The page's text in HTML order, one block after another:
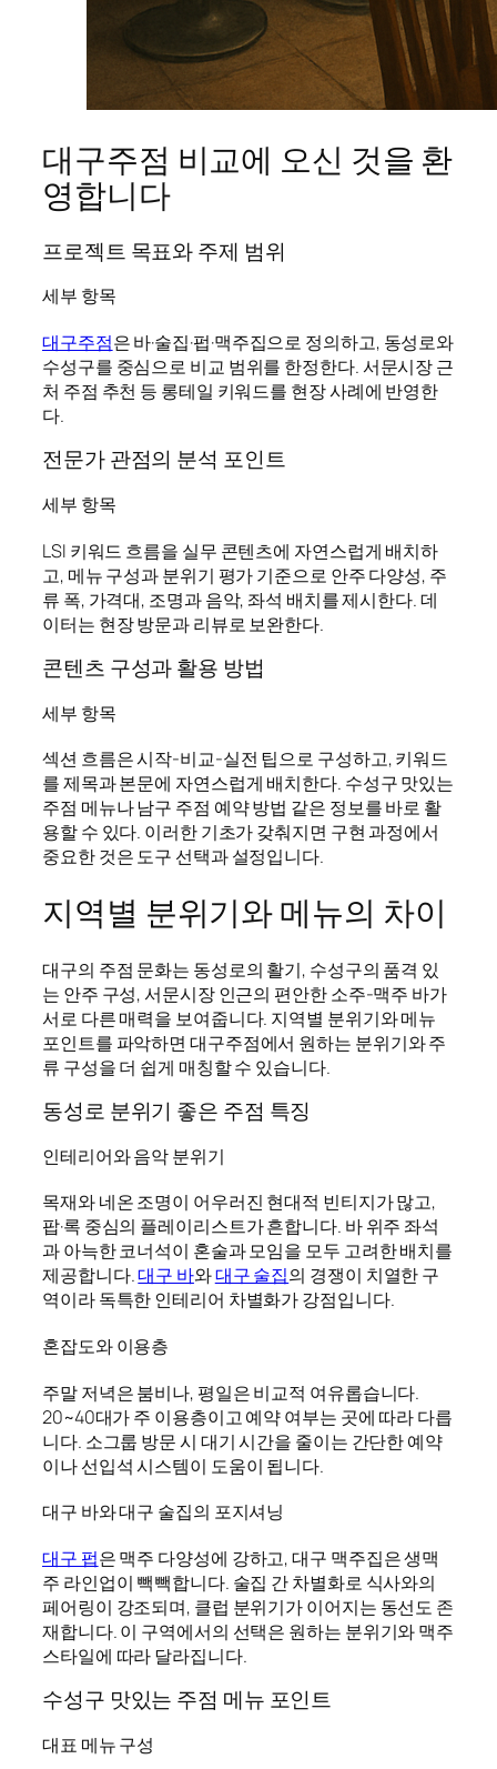
대구주점 비교에 오신 것을 환
영합니다
프로젝트 목표와 주제 범위
세부 항목
대구주점은 바·술집·펍·맥주집으로 정의하고, 동성로와
수성구를 중심으로 비교 범위를 한정한다. 서문시장 근
처 주점 추천 등 롱테일 키워드를 현장 사례에 반영한
다.
전문가 관점의 분석 포인트
세부 항목
LSI 키워드 흐름을 실무 콘텐츠에 자연스럽게 배치하
고, 메뉴 구성과 분위기 평가 기준으로 안주 다양성, 주
류 폭, 가격대, 조명과 음악, 좌석 배치를 제시한다. 데
이터는 현장 방문과 리뷰로 보완한다.
콘텐츠 구성과 활용 방법
세부 항목
섹션 흐름은 시작-비교-실전 팁으로 구성하고, 키워드
를 제목과 본문에 자연스럽게 배치한다. 수성구 맛있는
주점 메뉴나 남구 주점 예약 방법 같은 정보를 바로 활
용할 수 있다. 이러한 기초가 갖춰지면 구현 과정에서
중요한 것은 도구 선택과 설정입니다.
지역별 분위기와 메뉴의 차이
대구의 주점 문화는 동성로의 활기, 수성구의 품격 있
는 안주 구성, 서문시장 인근의 편안한 소주-맥주 바가
서로 다른 매력을 보여줍니다. 지역별 분위기와 메뉴
포인트를 파악하면 대구주점에서 원하는 분위기와 주
류 구성을 더 쉽게 매칭할 수 있습니다.
동성로 분위기 좋은 주점 특징
인테리어와 음악 분위기
목재와 네온 조명이 어우러진 현대적 빈티지가 많고,
팝·록 중심의 플레이리스트가 흔합니다. 바 위주 좌석
과 아늑한 코너석이 혼술과 모임을 모두 고려한 배치를
제공합니다.대구 바와대구 술집의 경쟁이 치열한 구
역이라 독특한 인테리어 차별화가 강점입니다.
혼잡도와 이용층
주말 저녁은 붐비나, 평일은 비교적 여유롭습니다.
20~40대가 주 이용층이고 예약 여부는 곳에 따라 다릅
니다. 소그룹 방문 시 대기 시간을 줄이는 간단한 예약
이나 선입석 시스템이 도움이 됩니다.
대구 바와 대구 술집의 포지셔닝
대구 펍은 맥주 다양성에 강하고, 대구 맥주집은 생맥
주 라인업이 빽빽합니다. 술집 간 차별화로 식사와의
페어링이 강조되며, 클럽 분위기가 이어지는 동선도 존
재합니다. 이 구역에서의 선택은 원하는 분위기와 맥주
스타일에 따라 달라집니다.
수성구 맛있는 주점 메뉴 포인트
대표 메뉴 구성